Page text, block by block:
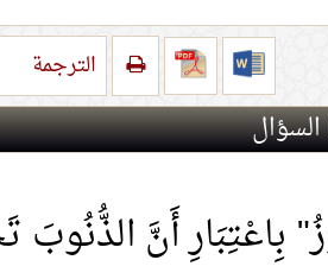
الترجمة
السؤال
أَنَّ الذُّنُوبَ